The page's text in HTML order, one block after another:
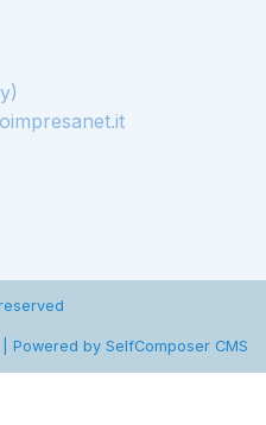
| Powered by SelfComposer CMS